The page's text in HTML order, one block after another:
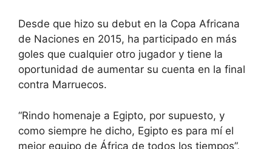
Desde que hizo su debut en la Copa Africana
de Naciones en 2015, ha participado en más
goles que cualquier otro jugador y tiene la
oportunidad de aumentar su cuenta en la final
contra Marruecos.
“Rindo homenaje a Egipto, por supuesto, y
como siempre he dicho, Egipto es para mí el
mejor equipo de África de todos los tiempos”,